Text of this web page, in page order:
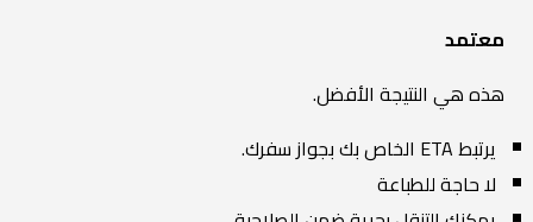
معتمد
هذه هي النتيجة الأفضل.
يرتبط ETA الخاص بك بجواز سفرك.
لا حاجة للطباعة